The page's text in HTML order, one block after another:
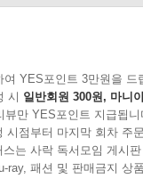
YES포인트 3만원을 드
시 일반회원 300원, 마니
뷰만 YES포인트 지급됩니
시점부터 마지막 회차 주
는 사락 독서모임 게시
ray, 패션 및 판매금지 상